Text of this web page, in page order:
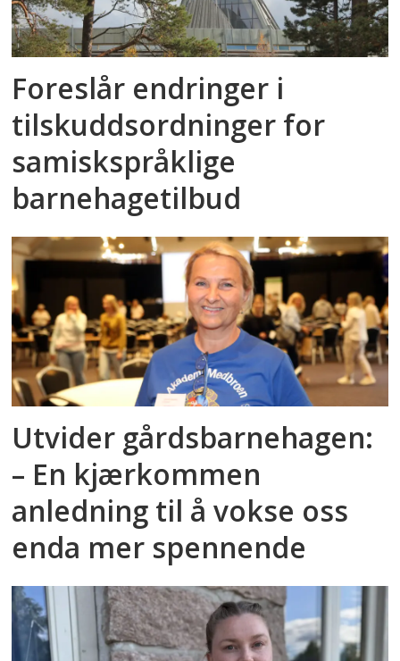
Foreslår endringer i
tilskuddsordninger for
samiskspråklige
barnehagetilbud
Utvider gårdsbarnehagen:
– En kjærkommen
anledning til å vokse oss
enda mer spennende